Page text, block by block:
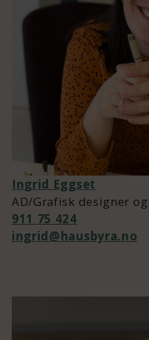
Ingrid Eggset
AD/Grafisk designer
911 75 424
ingrid@hausbyra.no